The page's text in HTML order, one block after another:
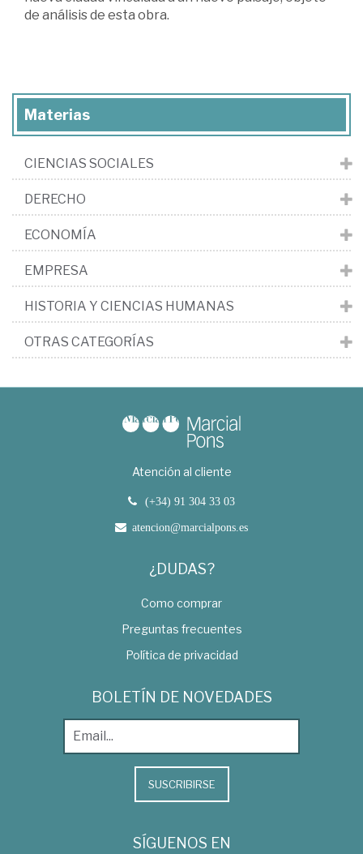
de análisis de esta obra.
Materias
CIENCIAS SOCIALES
DERECHO
ECONOMÍA
EMPRESA
HISTORIA Y CIENCIAS HUMANAS
OTRAS CATEGORÍAS
Atención al cliente
(+34) 91 304 33 03
atencion@marcialpons.es
¿DUDAS?
Como comprar
Preguntas frecuentes
Política de privacidad
BOLETÍN DE NOVEDADES
SUSCRIBIRSE
SÍGUENOS EN